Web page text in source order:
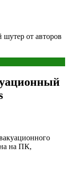
от авторов
на ПК,